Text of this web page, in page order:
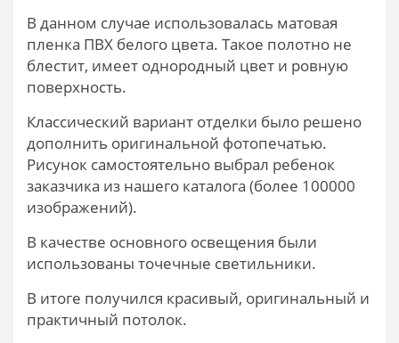
В данном случае использовалась матовая
пленка ПВХ белого цвета. Такое полотно не
блестит, имеет однородный цвет и ровную
поверхность.
Классический вариант отделки было решено
дополнить оригинальной фотопечатью.
Рисунок самостоятельно выбрал ребенок
заказчика из нашего каталога (более 100000
изображений).
В качестве основного освещения были
использованы точечные светильники.
В итоге получился красивый, оригинальный и
практичный потолок.